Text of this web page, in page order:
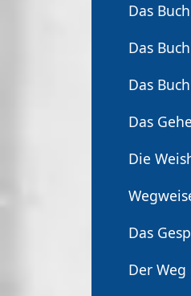
Das
Das
Das
Das
Die
Das
Der